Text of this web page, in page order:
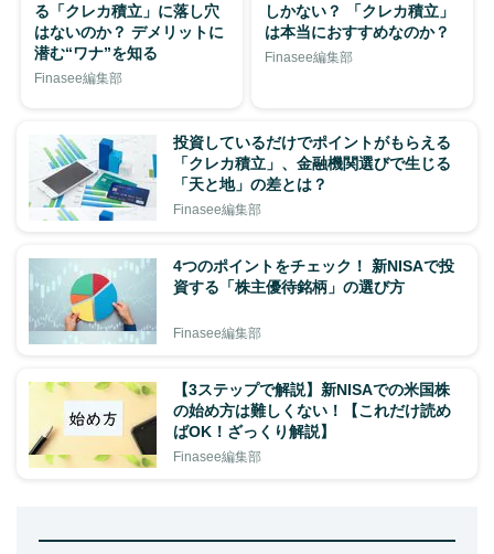
る「クレカ積立」に落し穴
はないのか？ デメリットに
潜む“ワナ”を知る
Finasee編集部
しかない？ 「クレカ積立」
は本当におすすめなのか？
Finasee編集部
投資しているだけでポイントがもらえる
「クレカ積立」、金融機関選びで生じる
「天と地」の差とは？
Finasee編集部
4つのポイントをチェック！ 新NISAで投
資する「株主優待銘柄」の選び方
Finasee編集部
【3ステップで解説】新NISAでの米国株
の始め方は難しくない！【これだけ読め
ばOK！ざっくり解説】
Finasee編集部